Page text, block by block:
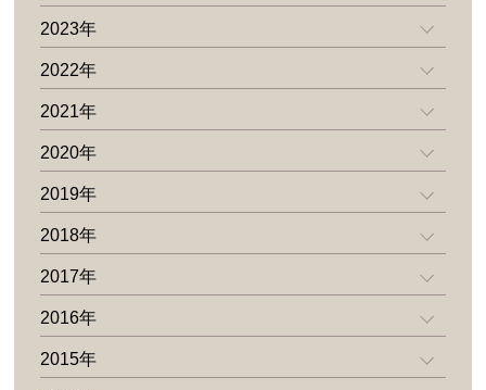
2023年
2022年
2021年
2020年
2019年
2018年
2017年
2016年
2015年